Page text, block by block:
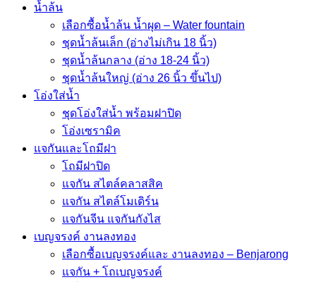
น้ำล้น
เลือกซื้อน้ำล้น น้ำผุด – Water fountain
ชุดน้ำล้นเล็ก (อ่างไม่เกิน 18 นิ้ว)
ชุดน้ำล้นกลาง (อ่าง 18-24 นิ้ว)
ชุดน้ำล้นใหญ่ (อ่าง 26 นิ้ว ขึ้นไป)
โอ่งใส่น้ำ
ชุดโอ่งใส่น้ำ พร้อมฝาปิด
โอ่งเซรามิค
แจกันและโถมีฝา
โถมีฝาปิด
แจกัน สไตล์คลาสสิค
แจกัน สไตล์โมเดิร์น
แจกันจีน แจกันกังไส
เบญจรงค์ งานลงทอง
เลือกซื้อเบญจรงค์และ งานลงทอง – Benjarong
แจกัน + โถเบญจรงค์